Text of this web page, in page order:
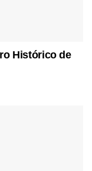
Histórico de